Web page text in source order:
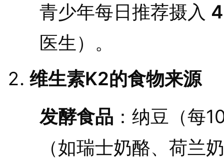
青少年每日推荐摄入
医生）。
维生素K2的食物来源
发酵食品 ：纳豆（每
（如瑞士奶酪、荷兰